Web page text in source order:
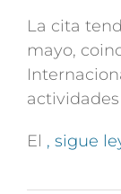
La cita
mayo,
El , sigue